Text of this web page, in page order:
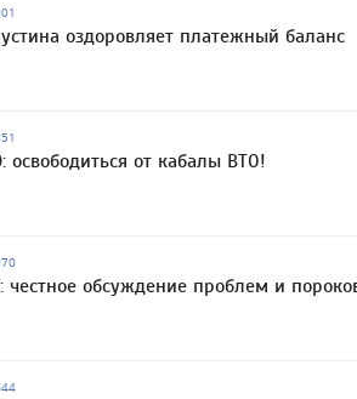
оздоровляет платежный баланс
освободиться от кабалы ВТО!
честное обсуждение проблем и